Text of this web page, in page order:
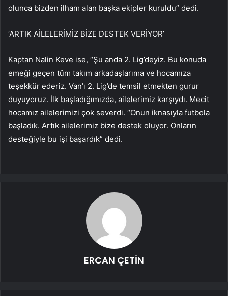
olunca bizden ilham alan başka ekipler kuruldu” dedi.
‘ARTIK AİLELERİMİZ BİZE DESTEK VERİYOR’
Kaptan Nalin Keve ise, “Şu anda 2. Lig’deyiz. Bu konuda
emeği geçen tüm takım arkadaşlarıma ve hocamıza
teşekkür ederiz. Van’ı 2. Lig’de temsil etmekten gurur
duyuyoruz. İlk başladığımızda, ailelerimiz karşıydı. Mecit
hocamız ailelerimizi çok severdi. “Onun iknasıyla futbola
başladık. Artık ailelerimiz bize destek oluyor. Onların
desteğiyle bu işi başardık” dedi.
ERCAN ÇETİN